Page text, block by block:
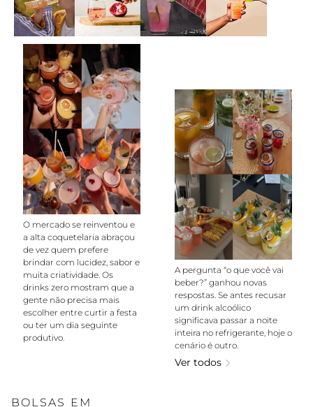
A pergunta “o que você vai
beber?” ganhou novas
respostas. Se antes recusar
um drink alcoólico
significava passar a noite
inteira no refrigerante, hoje o
cenário é outro.
Ver todos
O mercado se reinventou e
a alta coquetelaria abraçou
de vez quem prefere
brindar com lucidez, sabor e
muita criatividade. Os
drinks zero mostram que a
gente não precisa mais
escolher entre curtir a festa
ou ter um dia seguinte
produtivo.
BOLSAS EM